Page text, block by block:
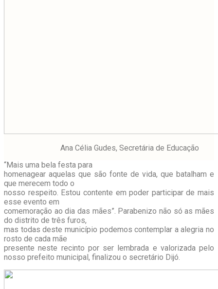
Ana Célia Gudes, Secretária de Educação
“Mais uma bela festa para
homenagear aquelas que são fonte de vida, que batalham e
que merecem todo o
nosso respeito. Estou contente em poder participar de mais
esse evento em
comemoração ao dia das mães”. Parabenizo não só as mães
do distrito de três furos,
mas todas deste município podemos contemplar a alegria no
rosto de cada mãe
presente neste recinto por ser lembrada e valorizada pelo
nosso prefeito municipal, finalizou o secretário Dijó.